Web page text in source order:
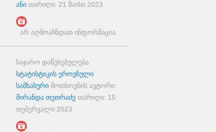
ანითარიღი: 21 მაისი 2023
არ აღმოაჩნდათ ინფორმაცია
საჯარო დაწესებულება:
სტატისტიკის ეროვნული
სამსახურიმოთხოვნის ავტორი:
მირანდა თეთრაძეთარიღი: 15
თებერვალი 2023